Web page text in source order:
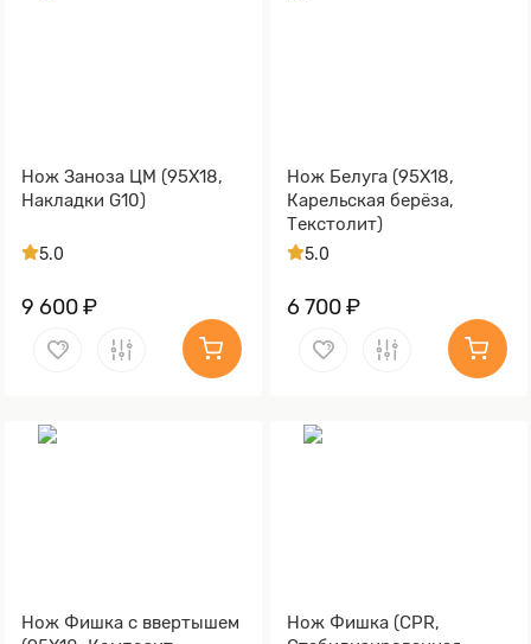
Нож Заноза ЦМ (95Х18,
Накладки G10)
5.0
9 600 ₽
Нож Белуга (95Х18,
Карельская берёза,
Текстолит)
5.0
6 700 ₽
Нож Фишка с ввертышем
Нож Фишка (CPR,